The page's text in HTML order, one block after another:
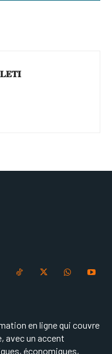
en ligne qui couvre
avec un accent
économiques,